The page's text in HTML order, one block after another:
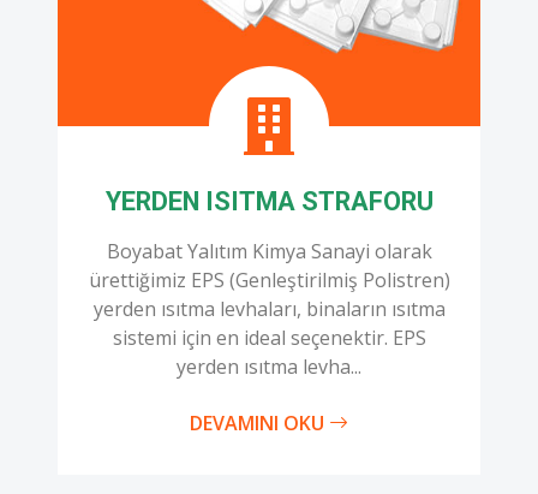
YERDEN ISITMA STRAFORU
Boyabat Yalıtım Kimya Sanayi olarak
ürettiğimiz EPS (Genleştirilmiş Polistren)
yerden ısıtma levhaları, binaların ısıtma
sistemi için en ideal seçenektir. EPS
yerden ısıtma levha...
DEVAMINI OKU